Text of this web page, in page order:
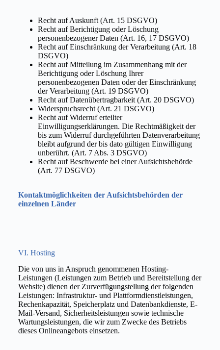
Recht auf Auskunft (Art. 15 DSGVO)
Recht auf Berichtigung oder Löschung
personenbezogener Daten (Art. 16, 17 DSGVO)
Recht auf Einschränkung der Verarbeitung (Art. 18
DSGVO)
Recht auf Mitteilung im Zusammenhang mit der
Berichtigung oder Löschung Ihrer
personenbezogenen Daten oder der Einschränkung
der Verarbeitung (Art. 19 DSGVO)
Recht auf Datenübertragbarkeit (Art. 20 DSGVO)
Widerspruchsrecht (Art. 21 DSGVO)
Recht auf Widerruf erteilter
Einwilligungserklärungen. Die Rechtmäßigkeit der
bis zum Widerruf durchgeführten Datenverarbeitung
bleibt aufgrund der bis dato gültigen Einwilligung
unberührt. (Art. 7 Abs. 3 DSGVO)
Recht auf Beschwerde bei einer Aufsichtsbehörde
(Art. 77 DSGVO)
Kontaktmöglichkeiten der Aufsichtsbehörden der
einzelnen Länder
VI. Hosting
Die von uns in Anspruch genommenen Hosting-
Leistungen (Leistungen zum Betrieb und Bereitstellung der
Website) dienen der Zurverfügungstellung der folgenden
Leistungen: Infrastruktur- und Plattformdienstleistungen,
Rechenkapazität, Speicherplatz und Datenbankdienste, E-
Mail-Versand, Sicherheitsleistungen sowie technische
Wartungsleistungen, die wir zum Zwecke des Betriebs
dieses Onlineangebots einsetzen.